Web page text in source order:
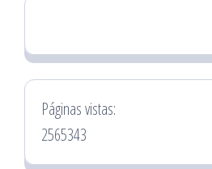
Páginas vistas:
2565343